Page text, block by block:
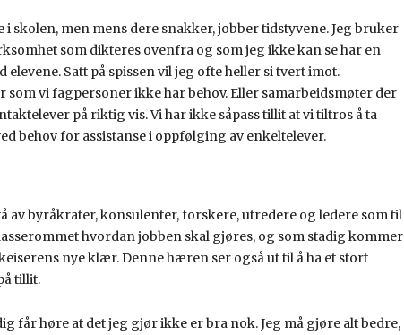
skolen, men mens dere snakker, jobber tidstyvene. Jeg bruker
som dikteres ovenfra og som jeg ikke kan se har en
Satt på spissen vil jeg ofte heller si tvert imot.
som vi fagpersoner ikke har behov. Eller samarbeidsmøter der
på riktig vis. Vi har ikke såpass tillit at vi tiltros å ta
behov for assistanse i oppfølging av enkeltelever.
av byråkrater, konsulenter, forskere, utredere og ledere som til
hvordan jobben skal gjøres, og som stadig kommer
nye klær. Denne hæren ser også ut til å ha et stort
tillit.
får høre at det jeg gjør ikke er bra nok. Jeg må gjøre alt bedre,